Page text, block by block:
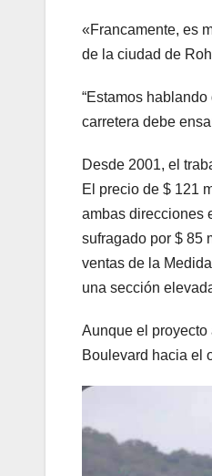
«Francamente, es
de la ciudad de
“Estamos
carretera debe
Desde 2001, el
El precio de $ 121
ambas direcciones
sufragado por $ 85
ventas de la
una sección
Aunque el proyecto
Boulevard hacia el